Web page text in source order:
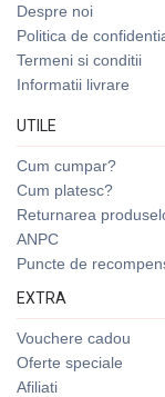
Despre noi
Politica de
Termeni si conditii
Informatii livrare
UTILE
Cum cumpar?
Cum platesc?
Returnarea
ANPC
Puncte de
EXTRA
Vouchere cadou
Oferte speciale
Afiliati